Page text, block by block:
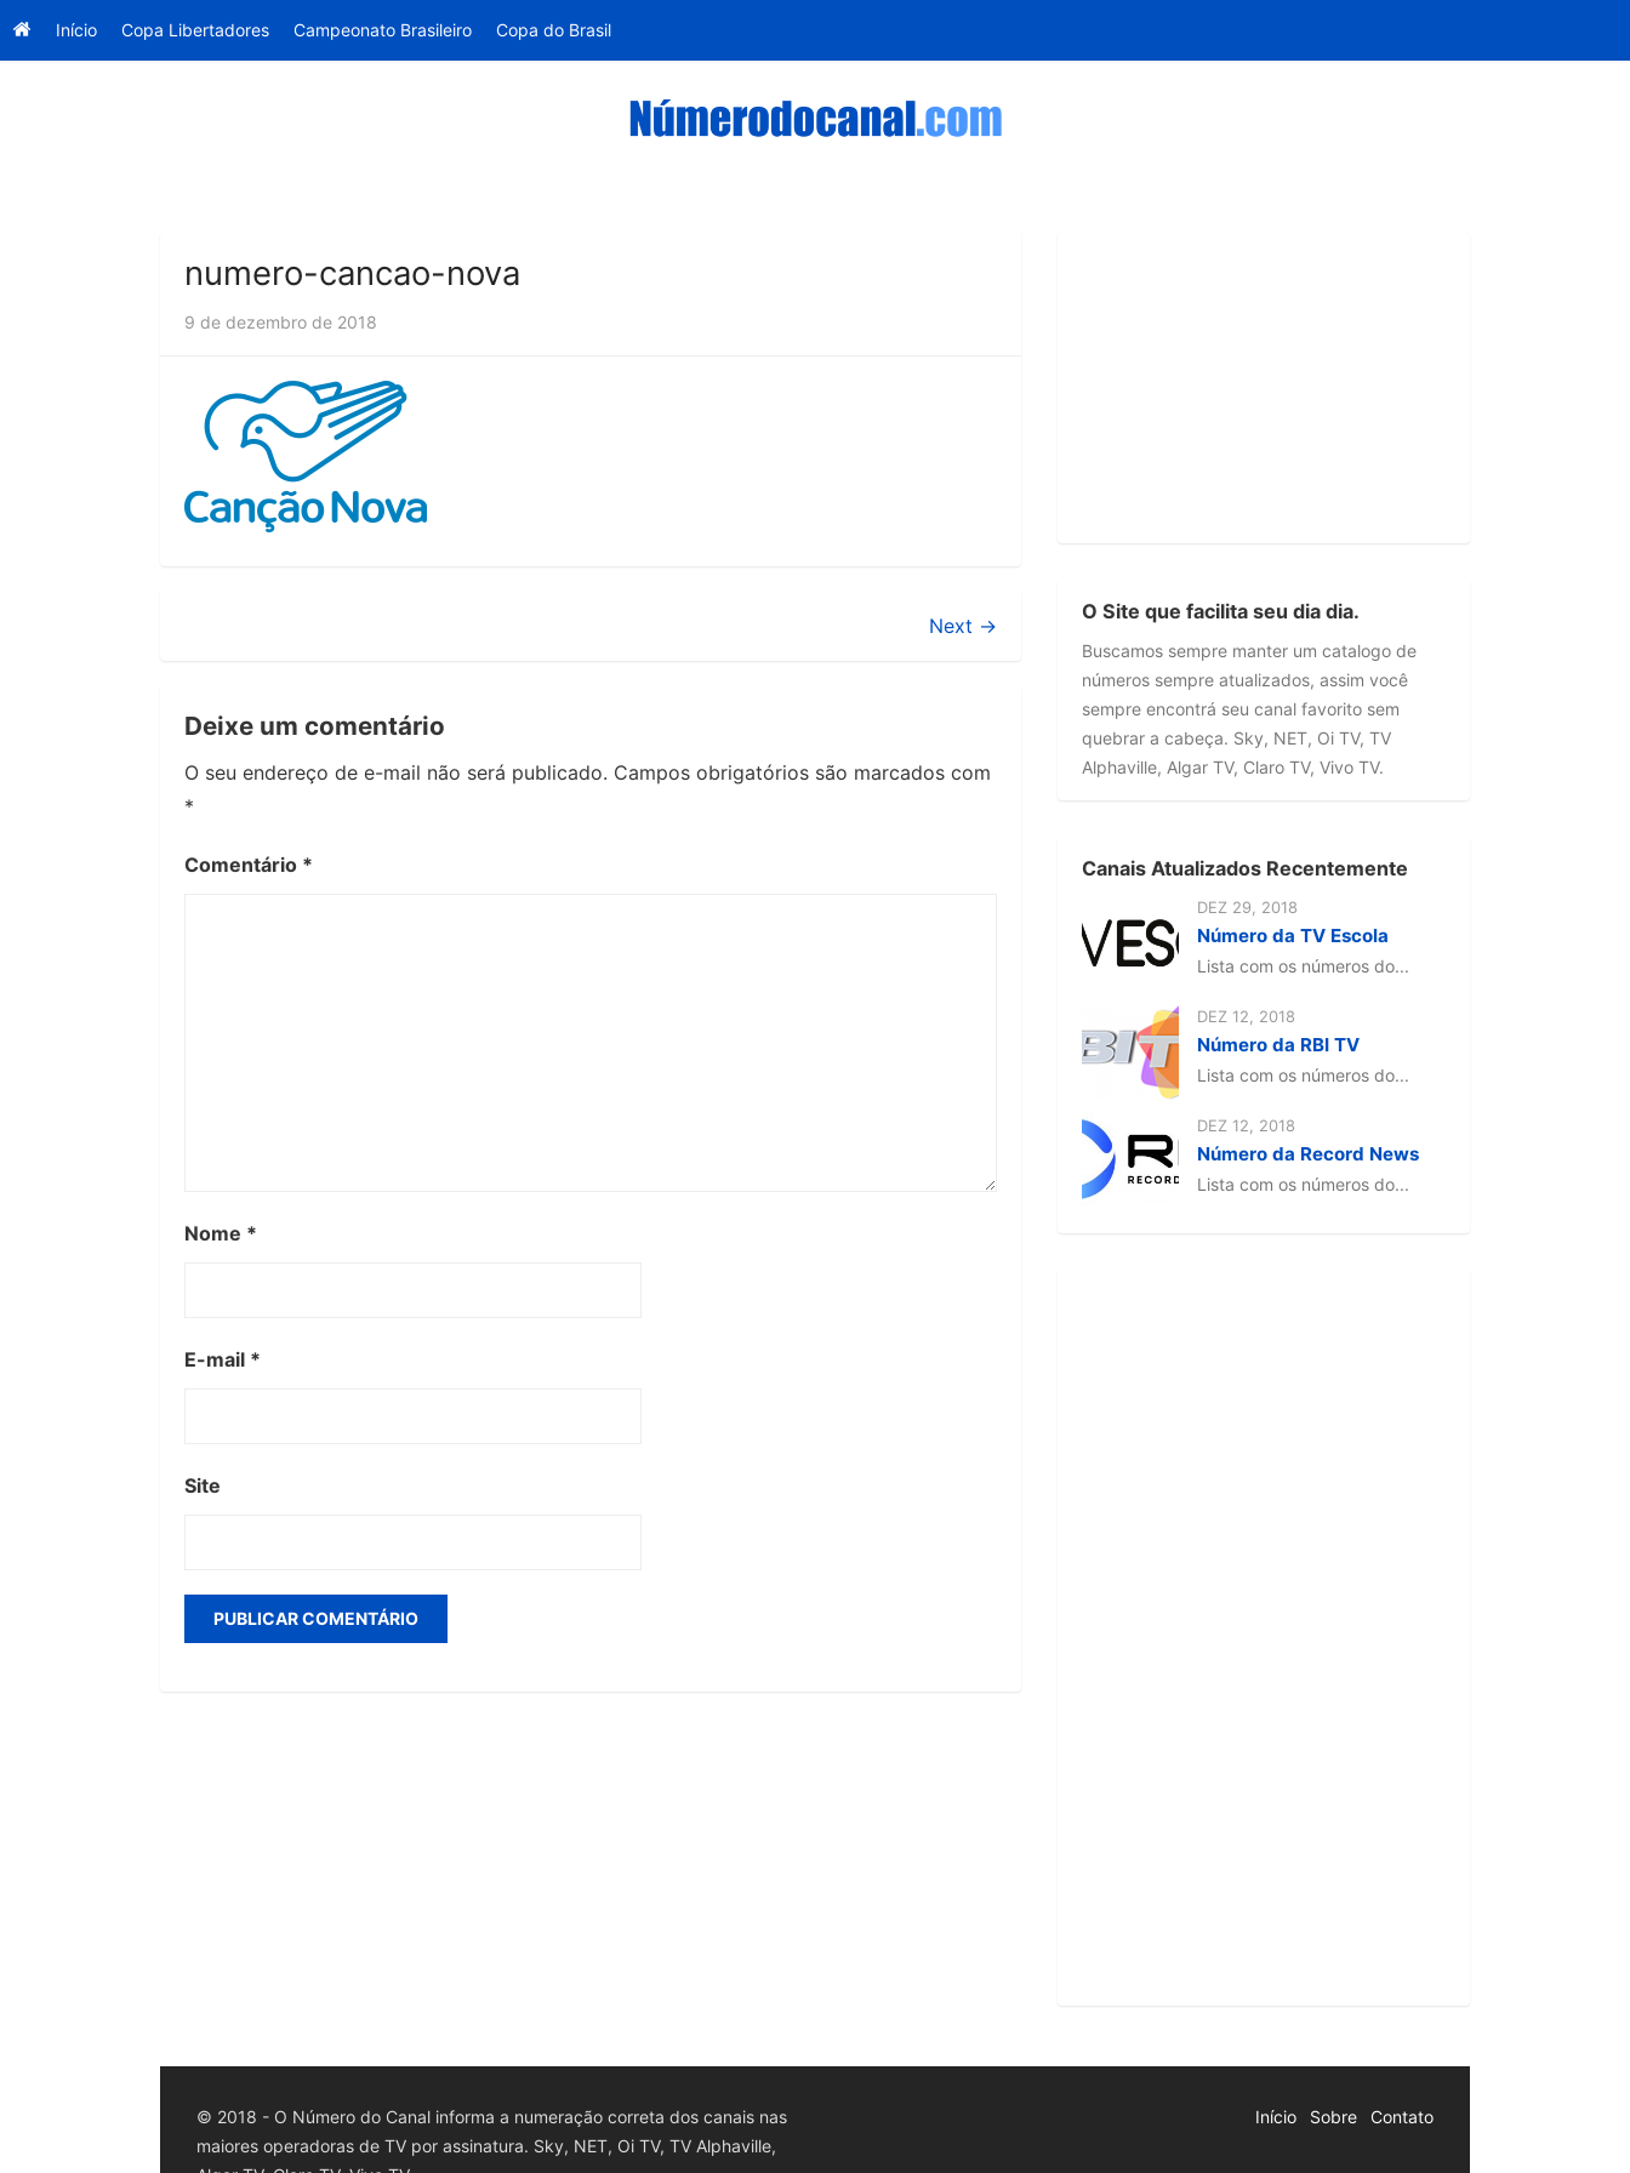
Início Copa Libertadores Campeonato Brasileiro Copa do Brasil
numero-cancao-nova
9 de dezembro de 2018
Next →
Deixe um comentário
O seu endereço de e-mail não será publicado. Campos obrigatórios são marcados com
*
Comentário *
Nome *
E-mail *
Site
O Site que facilita seu dia dia.
Buscamos sempre manter um catalogo de
números sempre atualizados, assim você
sempre encontrá seu canal favorito sem
quebrar a cabeça. Sky, NET, Oi TV, TV
Alphaville, Algar TV, Claro TV, Vivo TV.
Canais Atualizados Recentemente
DEZ 29, 2018
Número da TV Escola
Lista com os números do...
DEZ 12, 2018
Número da RBI TV
Lista com os números do...
DEZ 12, 2018
Número da Record News
Lista com os números do...
© 2018 - O Número do Canal informa a numeração correta dos canais nas
maiores operadoras de TV por assinatura. Sky, NET, Oi TV, TV Alphaville,
Início Sobre Contato